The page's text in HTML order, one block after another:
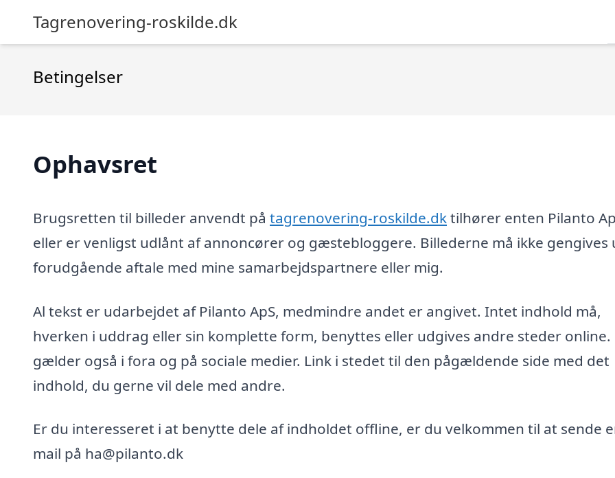
Tagrenovering-roskilde.dk
Betingelser
Ophavsret
Brugsretten til billeder anvendt på tagrenovering-roskilde.dktilhører enten Pilanto
eller er venligst udlånt af annoncører og gæstebloggere. Billederne må ikke gengives
forudgående aftale med mine samarbejdspartnere eller mig.
Al tekst er udarbejdet af Pilanto ApS, medmindre andet er angivet. Intet indhold må,
hverken i uddrag eller sin komplette form, benyttes eller udgives andre steder
gælder også i fora og på sociale medier. Link i stedet til den pågældende side med det
indhold, du gerne vil dele med andre.
Er du interesseret i at benytte dele af indholdet offline, er du velkommen til at sende
mail på ha@pilanto.dk